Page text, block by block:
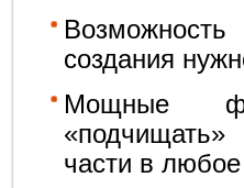
создания
Мощные
части в